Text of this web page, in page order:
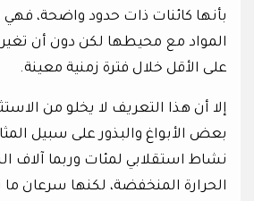
بأنها كائنات ذات حدود واضحة،
المواد مع محيطها لكن دون أن
على الأقل خلال فترة زمنية معينة.
إلا أن هذا التعريف لا يخلو من
بعض الأبواغ والبذور على سبيل
نشاط استقلابي لمئات وربما آلاف
الحرارة المنخفضة، لكنها سرعان